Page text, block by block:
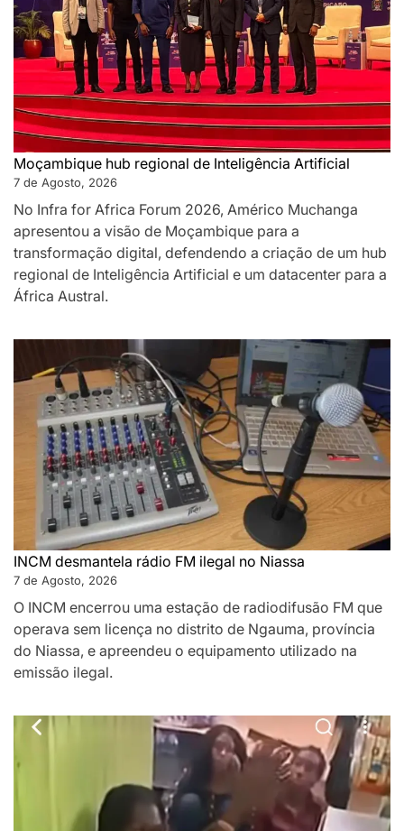
Moçambique hub regional de Inteligência Artificial
7 de Agosto, 2026
No Infra for Africa Forum 2026, Américo Muchanga
apresentou a visão de Moçambique para a
transformação digital, defendendo a criação de um hub
regional de Inteligência Artificial e um datacenter para a
África Austral.
INCM desmantela rádio FM ilegal no Niassa
7 de Agosto, 2026
O INCM encerrou uma estação de radiodifusão FM que
operava sem licença no distrito de Ngauma, província
do Niassa, e apreendeu o equipamento utilizado na
emissão ilegal.